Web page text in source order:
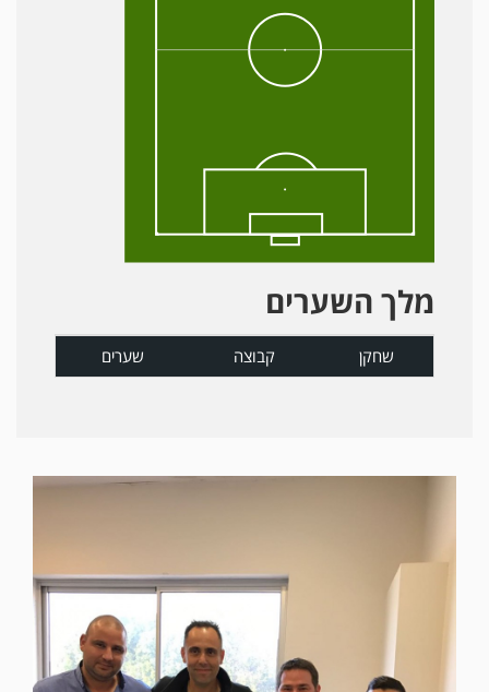
מלך השערים
שחקן קבוצה שערים